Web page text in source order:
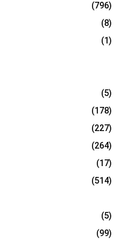
(796)
(8)
(1)
(5)
(178)
(227)
(264)
(17)
(514)
(5)
(99)